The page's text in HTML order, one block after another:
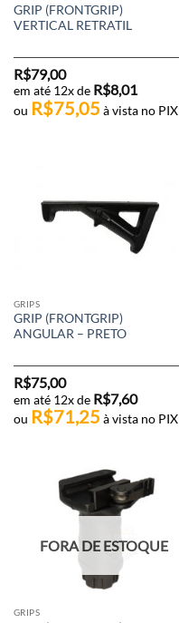
GRIP (FRONTGRIP)
VERTICAL RETRATIL
R$79,00
em até 12x de R$8,01
ou R$75,05 à vista no PIX
GRIPS
GRIP (FRONTGRIP)
ANGULAR – PRETO
R$75,00
em até 12x de R$7,60
ou R$71,25 à vista no PIX
FORA DE ESTOQUE
GRIPS